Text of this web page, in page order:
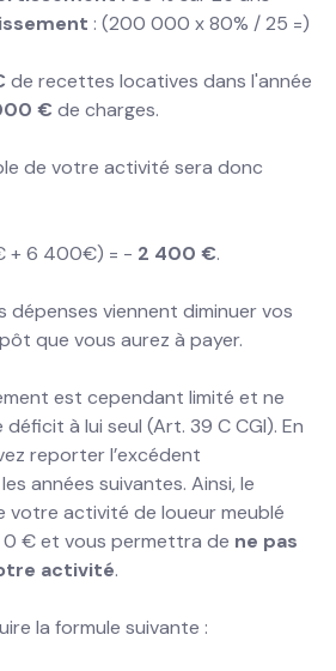
: (200 000 x 80% / 25 =)
de recettes locatives dans l'année
€ de charges.
de votre activité sera donc
+ 6 400€) = - 2 400 €.
dépenses viennent diminuer vos
que vous aurez à payer.
est cependant limité et ne
à lui seul (Art. 39 C CGI). En
reporter l’excédent
années suivantes. Ainsi, le
votre activité de loueur meublé
0 € et vous permettra de ne pas
activité.
la formule suivante :